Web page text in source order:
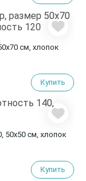
см, хлопок
Купить
см, хлопок
Купить